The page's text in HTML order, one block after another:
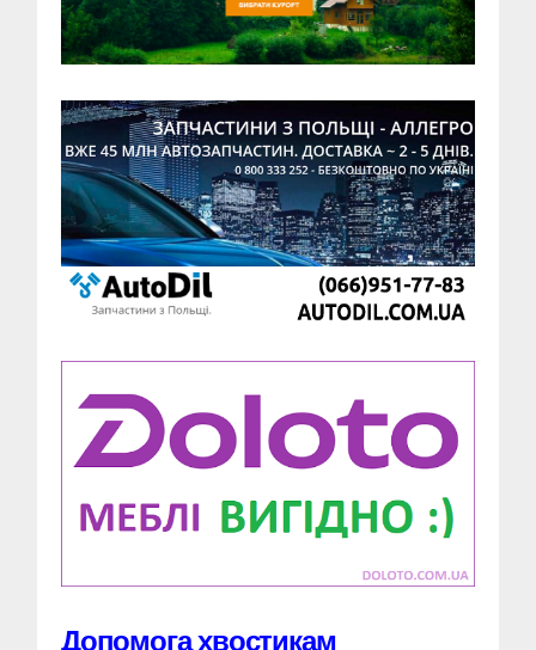
Допомога хвостикам